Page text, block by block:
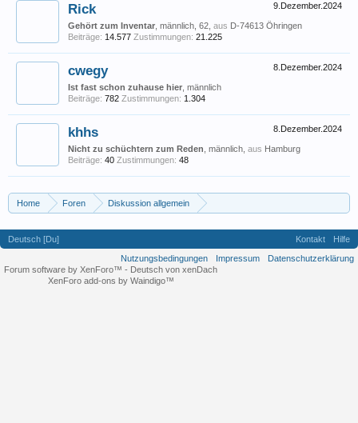
9.Dezember.2024
Rick
Gehört zum Inventar , männlich, 62, aus D-74613 Öhringen
Beiträge: 14.577 Zustimmungen: 21.225
8.Dezember.2024
cwegy
Ist fast schon zuhause hier , männlich
Beiträge: 782 Zustimmungen: 1.304
8.Dezember.2024
khhs
Nicht zu schüchtern zum Reden , männlich, aus Hamburg
Beiträge: 40 Zustimmungen: 48
Home Foren
Diskussion allgemein
Deutsch [Du] Kontakt
Hilfe
Nutzungsbedingungen
Impressum
Datenschutzerklärung
Forum software by XenForo™ - Deutsch von xenDach
XenForo add-ons by Waindigo™